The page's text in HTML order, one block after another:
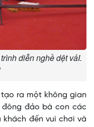
diễn nghề dệt vảI.
ra một không gian
đảo bà con các
đến vui chơi và